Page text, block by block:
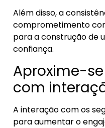
Além disso, a
comprometimento
para a construção de
confiança.
Aproxime-
com
A interação com os
para aumentar o